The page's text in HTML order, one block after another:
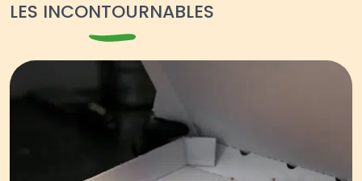
LES INCONTOURNABLES